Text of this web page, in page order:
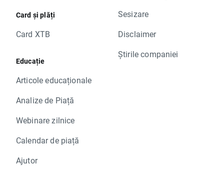
Card și plăți
Card XTB
Educație
Articole educaționale
Analize de Piață
Webinare zilnice
Calendar de piață
Ajutor
Sesizare
Disclaimer
Știrile companiei